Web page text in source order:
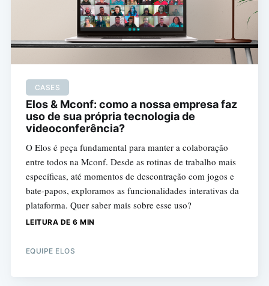
CASES
Elos & Mconf: como a nossa empresa faz
uso de sua própria tecnologia de
videoconferência?
O Elos é peça fundamental para manter a colaboração
entre todos na Mconf. Desde as rotinas de trabalho mais
específicas, até momentos de descontração com jogos e
bate-papos, exploramos as funcionalidades interativas da
plataforma. Quer saber mais sobre esse uso?
LEITURA DE 6 MIN
EQUIPE ELOS